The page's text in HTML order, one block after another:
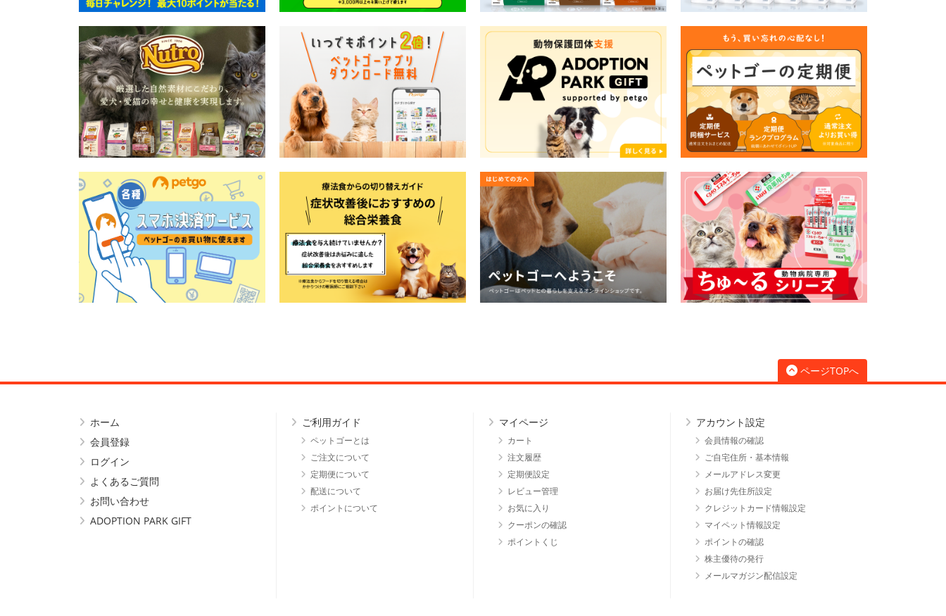
ページTOPへ
ホーム
会員登録
ログイン
よくあるご質問
お問い合わせ
ADOPTION PARK GIFT
ご利用ガイド
ペットゴーとは
ご注文について
定期便について
配送について
ポイントについて
マイページ
カート
注文履歴
定期便設定
レビュー管理
お気に入り
クーポンの確認
ポイントくじ
アカウント設定
会員情報の確認
ご自宅住所・基本情報
メールアドレス変更
お届け先住所設定
クレジットカード情報設定
マイペット情報設定
ポイントの確認
株主優待の発行
メールマガジン配信設定